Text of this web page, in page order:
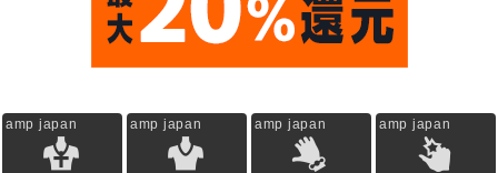
amp japan amp japan amp japan amp japan